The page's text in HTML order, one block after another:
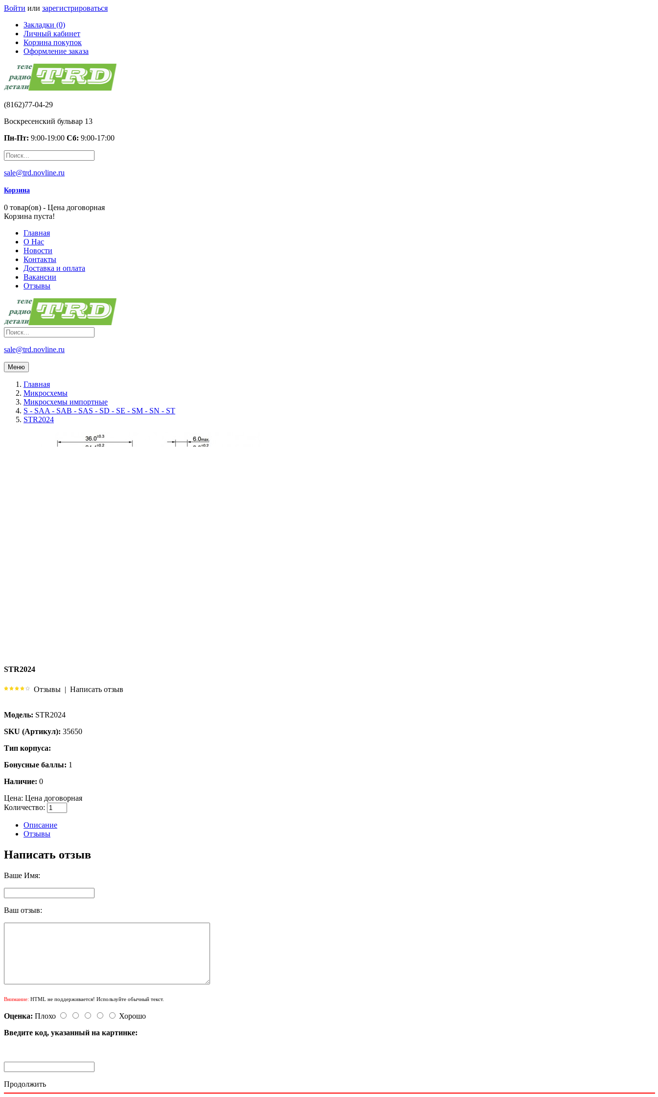
Войти или зарегистрироваться
Закладки (0)
Личный кабинет
Корзина покупок
Оформление заказа
(8162)77-04-29
Воскресенский бульвар 13
Пн-Пт: 9:00-19:00 Сб: 9:00-17:00
sale@trd.novline.ru
Корзина
0 товар(ов) - Цена договорная
Корзина пуста!
Главная
О Нас
Новости
Контакты
Доставка и оплата
Вакансии
Отзывы
sale@trd.novline.ru
Меню
Главная
Микросхемы
Микросхемы импортные
S - SAA - SAB - SAS - SD - SE - SM - SN - ST
STR2024
STR2024
Отзывы | Написать отзыв
Модель: STR2024
SKU (Артикул): 35650
Тип корпуса:
Бонусные баллы: 1
Наличие: 0
Цена: Цена договорная
Количество:
Описание
Отзывы
Написать отзыв
Ваше Имя:
Ваш отзыв:
Внимание: HTML не поддерживается! Используйте обычный текст.
Оценка: Плохо
Хорошо
Введите код, указанный на картинке:
Продолжить